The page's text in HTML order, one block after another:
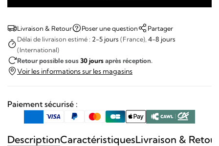
Seiko
-
Prospex
Edition
limited
Livraison & Retour Poser une question
Partager
Délai de livraison estimé : 2-5 jours (France), 4-8 jours
(International)
Retour possible sous30 joursaprès réception.
Voir les informations sur les magasins
Paiement sécurisé :
DescriptionCaractéristiquesLivraison &